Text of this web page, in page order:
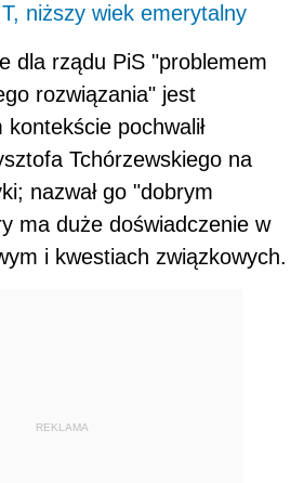
niższy wiek emerytalny
dla rządu PiS "problemem
rozwiązania" jest
pochwalił
Tchórzewskiego na
nazwał go "dobrym
ma duże doświadczenie w
i kwestiach związkowych.
REKLAMA